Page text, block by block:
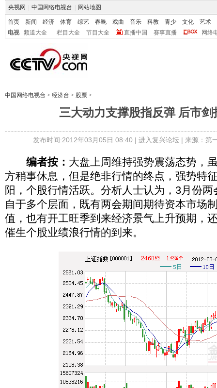
央视网 中国网络电视台 网站地图
首页 新闻 经济 体育 综艺 春晚 戏曲 音乐 科教 青少 文化
艺术
电视
频道大全 栏目大全 节目大全 直播中国 赛事直播 网络
中国网络电视台 > 经济台 > 股票 >
三大动力支撑股指反弹 后市剑
发布时间:2012年03月05日 08:40 | 进入复兴论坛| 来源：第
编者按： 大盘上周维持强势震荡态势，
方稍事休息，但是绝非行情的终点，强势特
阳，个股行情活跃。分析人士认为，3月份
自于多个层面，既有两会期间期待资本市场
值，也有开工旺季到来经济景气上升预期，
催生个股业绩浪行情的到来。